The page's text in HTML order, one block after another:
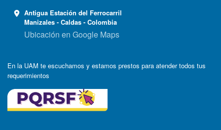
Antigua Estación del Ferrocarril
Manizales - Caldas - Colombia
Ubicación en Google Maps
En la UAM te escuchamos y estamos prestos para atender todos tus
requerimientos